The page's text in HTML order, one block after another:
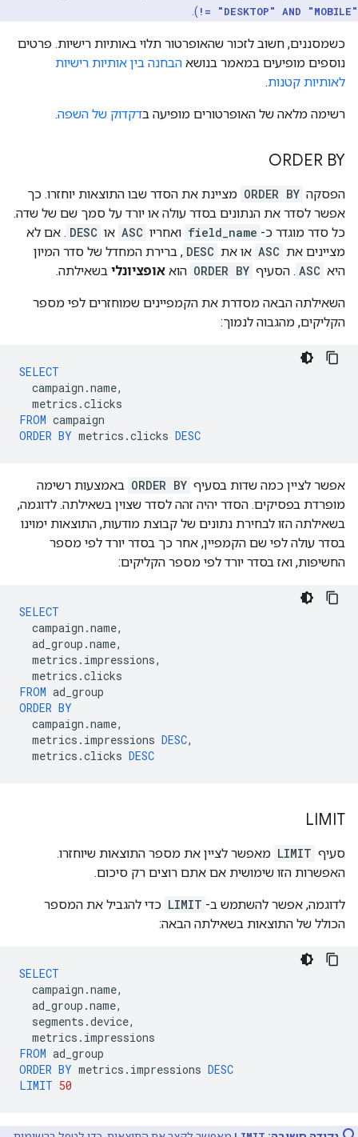
!= "DESKTOP" AND "MOBILE"
).
כשמסננים, חשוב לזכור שהאופרטור תלוי באותיות רישיות. פרטים
נוספים מופיעים במאמר בנושא הבחנה בין אותיות רישיות
לאותיות קטנות.
רשימה מלאה של האופרטורים מופיעה בדקדוק של השפה.
ORDER BY
הפסקה ORDER BY מציינת את הסדר שבו התוצאות יוחזרו. כך
אפשר לסדר את הנתונים בסדר עולה או יורד על סמך שם של שדה.
כל סדר מוגדר כ- field_name ואחריו ASC או DESC . אם לא
מציינים את ASC או את DESC , ברירת המחדל של סדר המיון
היא ASC . הסעיף ORDER BY הוא אופציונלי בשאילתה.
השאילתה הבאה מסדרת את הקמפיינים שמוחזרים לפי מספר
הקליקים, מהגבוה לנמוך:
SELECT
campaign .name,
metrics .clicks
FROM campaign
ORDER BY metrics .clicks DESC
אפשר לציין כמה שדות בסעיף ORDER BY באמצעות רשימה
מופרדת בפסיקים. הסדר יהיה זהה לסדר שצוין בשאילתה. לדוגמה,
בשאילתה הזו לבחירת נתונים של קבוצת מודעות, התוצאות ימוינו
בסדר עולה לפי שם הקמפיין, אחר כך בסדר יורד לפי מספר
החשיפות, ואז בסדר יורד לפי מספר הקליקים:
SELECT
campaign .name,
ad_group .name,
metrics . impressions,
metrics .clicks
FROM ad_group
ORDER BY
campaign .name,
metrics . impressions DESC,
metrics .clicks DESC
LIMIT
סעיף LIMIT מאפשר לציין את מספר התוצאות שיוחזרו.
האפשרות הזו שימושית אם אתם רוצים רק סיכום.
לדוגמה, אפשר להשתמש ב- LIMIT כדי להגביל את המספר
הכולל של התוצאות בשאילתה הבאה:
SELECT
campaign .name,
ad_group .name,
segments .device,
metrics . impressions
FROM ad_group
ORDER BY metrics . impressions DESC
LIMIT 50